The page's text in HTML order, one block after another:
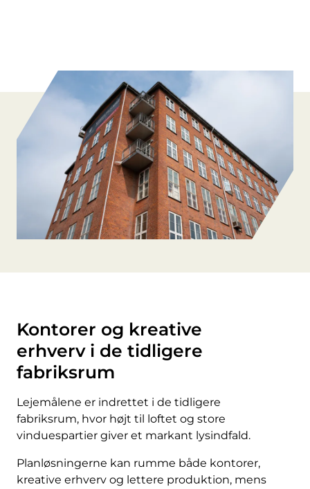
Kontorer og kreative
erhverv i de tidligere
fabriksrum
Lejemålene er indrettet i de tidligere
fabriksrum, hvor højt til loftet og store
vinduespartier giver et markant lysindfald.
Planløsningerne kan rumme både kontorer,
kreative erhverv og lettere produktion, mens